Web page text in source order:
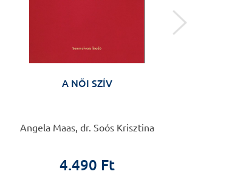
A NŐI SZÍV
Angela Maas, dr. Soós Krisztina
4.490 Ft